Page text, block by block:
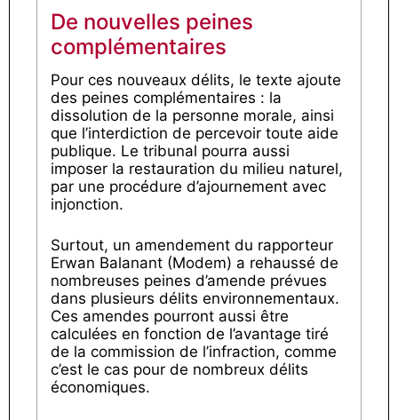
De nouvelles peines
complémentaires
Pour ces nouveaux délits, le texte ajoute
des peines complémentaires : la
dissolution de la personne morale, ainsi
que l’interdiction de percevoir toute aide
publique. Le tribunal pourra aussi
imposer la restauration du milieu naturel,
par une procédure d’ajournement avec
injonction.
Surtout, un amendement du rapporteur
Erwan Balanant (Modem) a rehaussé de
nombreuses peines d’amende prévues
dans plusieurs délits environnementaux.
Ces amendes pourront aussi être
calculées en fonction de l’avantage tiré
de la commission de l’infraction, comme
c’est le cas pour de nombreux délits
économiques.